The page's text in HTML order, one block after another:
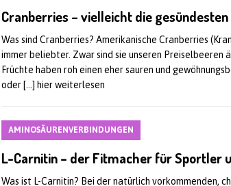
Cranberries – vielleicht die
Was sind Cranberries? Amerikanische Cranberries
immer beliebter. Zwar sind sie unseren Preiselbeeren
Früchte haben roh einen eher sauren und
oder […] hier weiterlesen
AMINOSÄURENVERBINDUNGEN
L-Carnitin – der Fitmacher für Sportler
Was ist L-Carnitin? Bei der natürlich vorkommenden,